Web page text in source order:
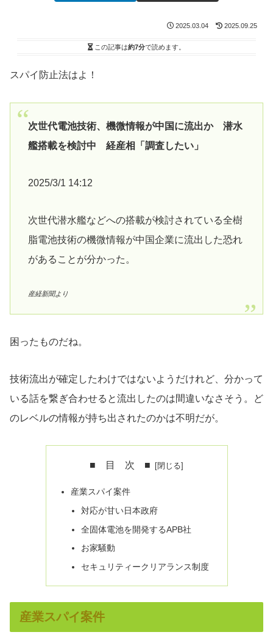
2025.03.04 2025.09.25
この記事は約7分で読めます。
スパイ防止法はよ！
次世代電池技術、機微情報が中国に流出か 潜水
艦搭載を検討中 経産相「調査したい」
2025/3/1 14:12
次世代潜水艦などへの搭載が検討されている全樹
脂電池技術の機微情報が中国企業に流出した恐れ
があることが分かった。
産経新聞より
困ったものだね。
技術流出が確定したわけではないようだけれど、分かって
いる話を繋ぎ合わせると流出したのは間違いなさそう。ど
のレベルの情報が持ち出されたのかは不明だが。
■ 目 次 ■
産業スパイ案件
対応が甘い日本政府
全固体電池を開発するAPB社
お家騒動
セキュリティークリアランス制度
産業スパイ案件